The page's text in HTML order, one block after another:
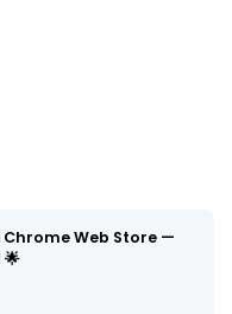
Chrome Web Store —